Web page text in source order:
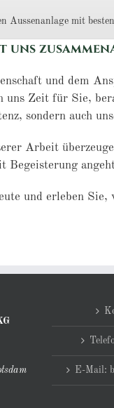
Aussenanlage mit
uns
und dem
uns Zeit für Sie,
sondern auch
Arbeit
Begeisterung
und erleben Sie,
E-Mail: